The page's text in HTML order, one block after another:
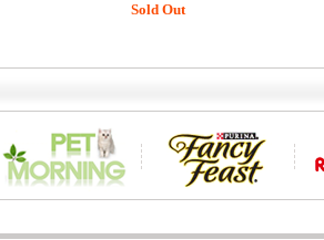
Sold Out